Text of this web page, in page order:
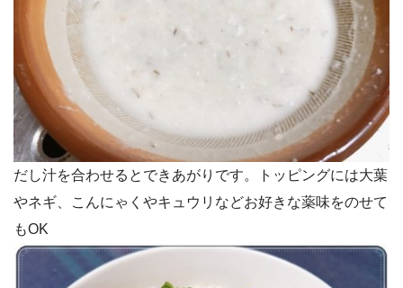
だし汁を合わせるとできあがりです。トッピングには大葉
やネギ、こんにゃくやキュウリなどお好きな薬味をのせて
もOK